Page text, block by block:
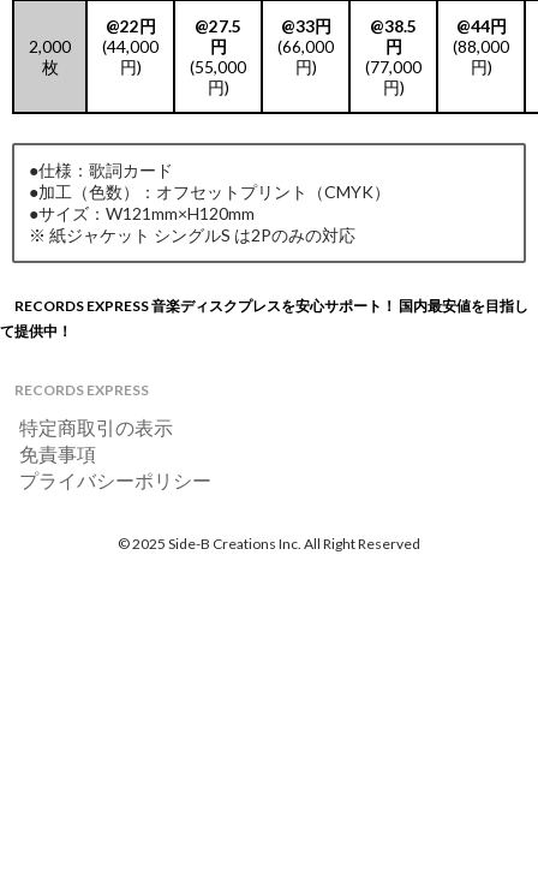
2,000
枚
@22円
(44,000
円)
@27.5
円
(55,000
円)
@33円
(66,000
円)
@38.5
円
(77,000
円)
@44円
(88,000
円)
●仕様：歌詞カード
●加工（色数）：オフセットプリント（CMYK）
●サイズ：W121mm×H120mm
※ 紙ジャケット シングルS は2Pのみの対応
RECORDS EXPRESS 音楽ディスクプレスを安心サポート！ 国内最安値を目指し
て提供中！
RECORDS EXPRESS
特定商取引の表示
免責事項
プライバシーポリシー
© 2025 Side-B Creations Inc. All Right Reserved